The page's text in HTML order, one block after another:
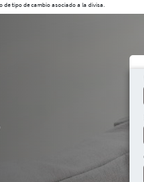
de tipo de cambio asociado a la divisa.